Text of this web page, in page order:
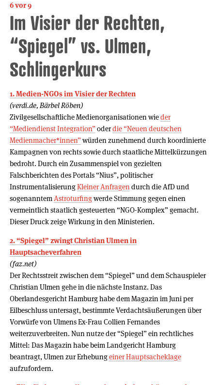
6 vor 9
Im Visier der Rechten,
“Spiegel” vs. Ulmen,
Schlingerkurs
1. Medien-NGOs im Visier der Rechten
(verdi.de, Bärbel Röben)
Zivilgesellschaftliche Medienorganisationen wieder
“Mediendienst Integration”oderdie “Neuen deutschen
Medienmacher*innen”würden zunehmend durch koordinierte
Kampagnen von rechts sowie durch staatliche Mittelkürzungen
bedroht. Durch ein Zusammenspiel von gezielten
Falschberichten des Portals “Nius”, politischer
InstrumentalisierungKleiner Anfragendurch die AfD und
sogenanntemAstroturfingwerde Stimmung gegen einen
vermeintlich staatlich gesteuerten “NGO-Komplex” gemacht.
Dieser Druck zeige Wirkung in den Ministerien.
2. “Spiegel” zwingt Christian Ulmen in
Hauptsacheverfahren
(faz.net)
Der Rechtsstreit zwischen dem “Spiegel” und dem Schauspieler
Christian Ulmen gehe in die nächste Instanz. Das
Oberlandesgericht Hamburg habe dem Magazin im Juni per
Eilbeschluss untersagt, bestimmte Verdachtsäußerungen über
Vorwürfe von Ulmens Ex-Frau Collien Fernandes
weiterzuverbreiten. Nun nutze der “Spiegel” ein rechtliches
Mittel: Das Magazin habe beim Landgericht Hamburg
beantragt, Ulmen zur Erhebungeiner Hauptsacheklage
aufzufordern.